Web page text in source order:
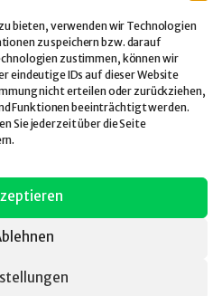
bieten, verwenden wir Technologien
zu speichern bzw. darauf
zustimmen, können wir
eindeutige IDs auf dieser Website
nicht erteilen oder zurückziehen,
Funktionen beeinträchtigt werden.
Sie jederzeit über die Seite